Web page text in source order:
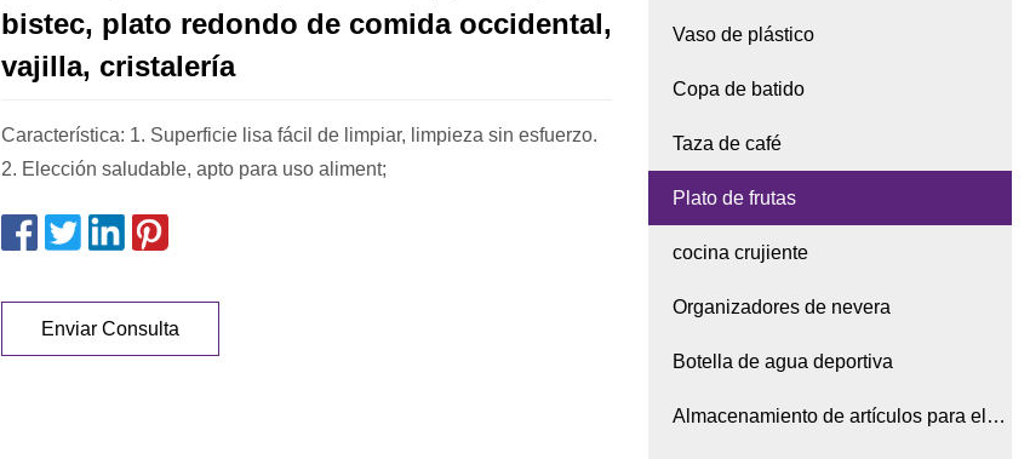
bistec, plato redondo de comida occidental,
vajilla, cristalería
Característica: 1. Superficie lisa fácil de limpiar, limpieza sin esfuerzo.
2. Elección saludable, apto para uso aliment;
Enviar Consulta
Vaso de plástico
Copa de batido
Taza de café
Plato de frutas
cocina crujiente
Organizadores de nevera
Botella de agua deportiva
Almacenamiento de artículos para el